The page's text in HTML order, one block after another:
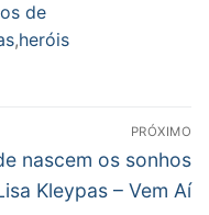
de
,heróis
PRÓXIMO
nascem os sonhos
Kleypas – Vem Aí